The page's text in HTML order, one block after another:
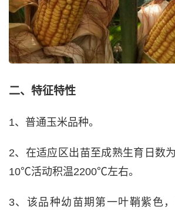
二、特征特性
1、普通玉米品种。
2、在适应区出苗至成熟生育日数
10℃活动积温2200℃左右。
3、该品种幼苗期第一叶鞘紫色